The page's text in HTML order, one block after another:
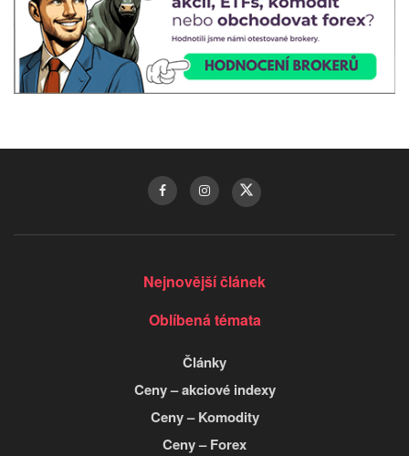
Nejnovější článek
Oblíbená témata
Články
Ceny – akciové indexy
Ceny – Komodity
Ceny – Forex